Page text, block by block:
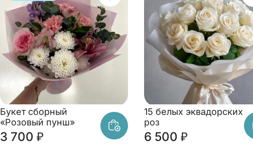
Букет сборный
«Розовый пунш»
3 700 ₽
15 белых эквадорских
роз
6 500 ₽